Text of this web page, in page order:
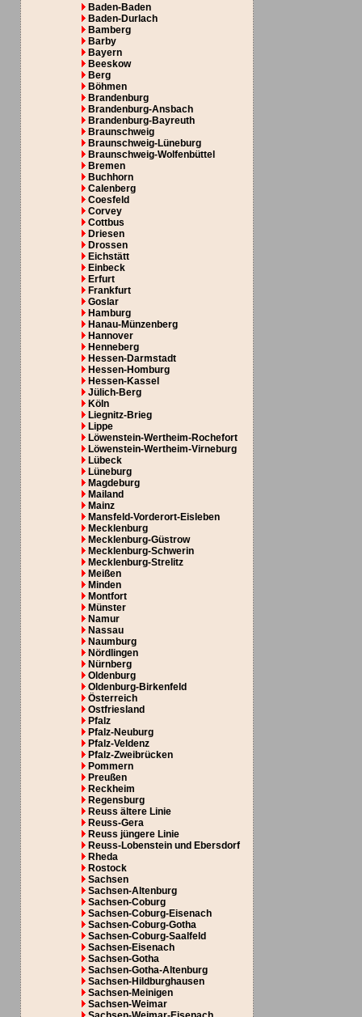
Baden-Baden
Baden-Durlach
Bamberg
Barby
Bayern
Beeskow
Berg
Böhmen
Brandenburg
Brandenburg-Ansbach
Brandenburg-Bayreuth
Braunschweig
Braunschweig-Lüneburg
Braunschweig-Wolfenbüttel
Bremen
Buchhorn
Calenberg
Coesfeld
Corvey
Cottbus
Driesen
Drossen
Eichstätt
Einbeck
Erfurt
Frankfurt
Goslar
Hamburg
Hanau-Münzenberg
Hannover
Henneberg
Hessen-Darmstadt
Hessen-Homburg
Hessen-Kassel
Jülich-Berg
Köln
Liegnitz-Brieg
Lippe
Löwenstein-Wertheim-Rochefort
Löwenstein-Wertheim-Virneburg
Lübeck
Lüneburg
Magdeburg
Mailand
Mainz
Mansfeld-Vorderort-Eisleben
Mecklenburg
Mecklenburg-Güstrow
Mecklenburg-Schwerin
Mecklenburg-Strelitz
Meißen
Minden
Montfort
Münster
Namur
Nassau
Naumburg
Nördlingen
Nürnberg
Oldenburg
Oldenburg-Birkenfeld
Österreich
Ostfriesland
Pfalz
Pfalz-Neuburg
Pfalz-Veldenz
Pfalz-Zweibrücken
Pommern
Preußen
Reckheim
Regensburg
Reuss ältere Linie
Reuss-Gera
Reuss jüngere Linie
Reuss-Lobenstein und Ebersdorf
Rheda
Rostock
Sachsen
Sachsen-Altenburg
Sachsen-Coburg
Sachsen-Coburg-Eisenach
Sachsen-Coburg-Gotha
Sachsen-Coburg-Saalfeld
Sachsen-Eisenach
Sachsen-Gotha
Sachsen-Gotha-Altenburg
Sachsen-Hildburghausen
Sachsen-Meinigen
Sachsen-Weimar